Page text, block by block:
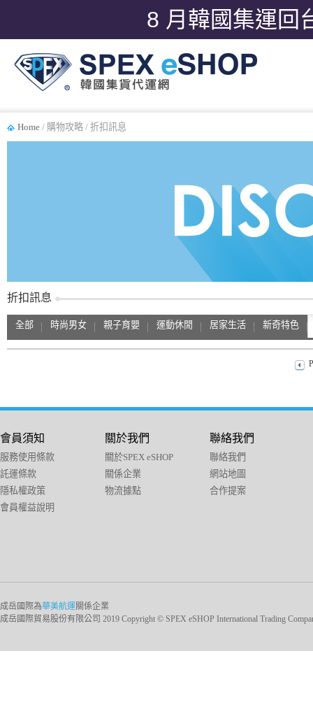
8 月韓國集運回
Home / 購物攻略 / 折扣訊息
折扣訊息
全部 時尚男女 親子育嬰 運動休閒 居家生活 新奇特色
會員須知
服務使用條款
託運條款
隱私權政策
會員權益說明
關於我們
關於SPEX eSHOP
關係企業
物流據點
聯絡我們
聯絡我們
網站地圖
合作提案
成岳國際為華美航運關係企業
成岳國際貿易股份有限公司 2019 Copyright © SPEX eSHOP International Trading